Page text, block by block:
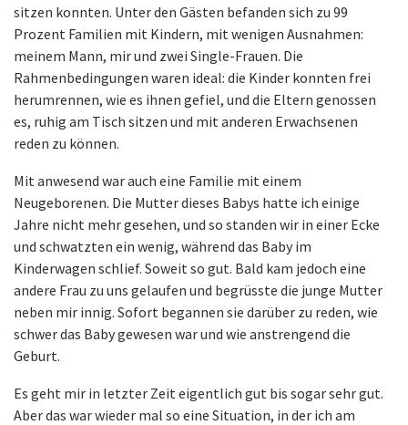
sitzen konnten. Unter den Gästen befanden sich zu 99
Prozent Familien mit Kindern, mit wenigen Ausnahmen:
meinem Mann, mir und zwei Single-Frauen. Die
Rahmenbedingungen waren ideal: die Kinder konnten frei
herumrennen, wie es ihnen gefiel, und die Eltern genossen
es, ruhig am Tisch sitzen und mit anderen Erwachsenen
reden zu können.
Mit anwesend war auch eine Familie mit einem
Neugeborenen. Die Mutter dieses Babys hatte ich einige
Jahre nicht mehr gesehen, und so standen wir in einer Ecke
und schwatzten ein wenig, während das Baby im
Kinderwagen schlief. Soweit so gut. Bald kam jedoch eine
andere Frau zu uns gelaufen und begrüsste die junge Mutter
neben mir innig. Sofort begannen sie darüber zu reden, wie
schwer das Baby gewesen war und wie anstrengend die
Geburt.
Es geht mir in letzter Zeit eigentlich gut bis sogar sehr gut.
Aber das war wieder mal so eine Situation, in der ich am